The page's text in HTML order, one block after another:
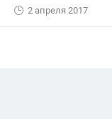
2 апреля 2017